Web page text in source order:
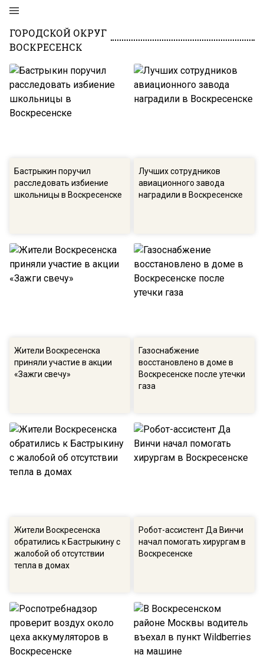
ГОРОДСКОЙ ОКРУГ
ВОСКРЕСЕНСК
Бастрыкин поручил
расследовать избиение
школьницы в Воскресенске
Лучших сотрудников
авиационного завода
наградили в Воскресенске
Жители Воскресенска
приняли участие в акции
«Зажги свечу»
Газоснабжение
восстановлено в доме в
Воскресенске после утечки
газа
Жители Воскресенска
обратились к Бастрыкину с
жалобой об отсутствии
тепла в домах
Робот-ассистент Да Винчи
начал помогать хирургам в
Воскресенске